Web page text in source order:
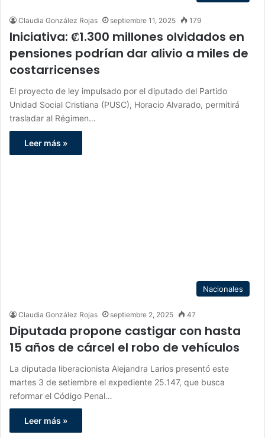
Claudia González Rojas septiembre 11, 2025 179
Iniciativa: ₡1.300 millones olvidados en
pensiones podrían dar alivio a miles de
costarricenses
El proyecto de ley impulsado por el diputado del Partido
Unidad Social Cristiana (PUSC), Horacio Alvarado, permitirá
trasladar al Régimen…
Leer más »
Nacionales
Claudia González Rojas septiembre 2, 2025 47
Diputada propone castigar con hasta
15 años de cárcel el robo de vehículos
La diputada liberacionista Alejandra Larios presentó este
martes 3 de setiembre el expediente 25.147, que busca
reformar el Código Penal…
Leer más »